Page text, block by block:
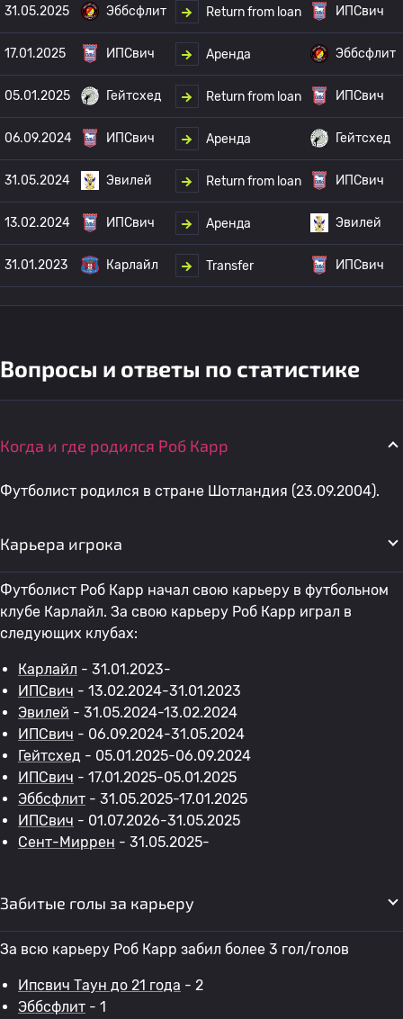
31.05.2025 Эббсфлит Return from loan ИПСвич
17.01.2025 ИПСвич Аренда Эббсфлит
05.01.2025 Гейтсхед Return from loan ИПСвич
06.09.2024 ИПСвич Аренда Гейтсхед
31.05.2024 Эвилей Return from loan ИПСвич
13.02.2024 ИПСвич Аренда Эвилей
31.01.2023 Карлайл Transfer ИПСвич
Вопросы и ответы по статистике
Когда и где родился Роб Карр
Футболист родился в стране Шотландия (23.09.2004).
Карьера игрока
Футболист Роб Карр начал свою карьеру в футбольном
клубе Карлайл. За свою карьеру Роб Карр играл в
следующих клубах:
Карлайл - 31.01.2023-
ИПСвич - 13.02.2024-31.01.2023
Эвилей - 31.05.2024-13.02.2024
ИПСвич - 06.09.2024-31.05.2024
Гейтсхед - 05.01.2025-06.09.2024
ИПСвич - 17.01.2025-05.01.2025
Эббсфлит - 31.05.2025-17.01.2025
ИПСвич - 01.07.2026-31.05.2025
Сент-Миррен - 31.05.2025-
Забитые голы за карьеру
За всю карьеру Роб Карр забил более 3 гол/голов
Ипсвич Таун до 21 года - 2
Эббсфлит - 1